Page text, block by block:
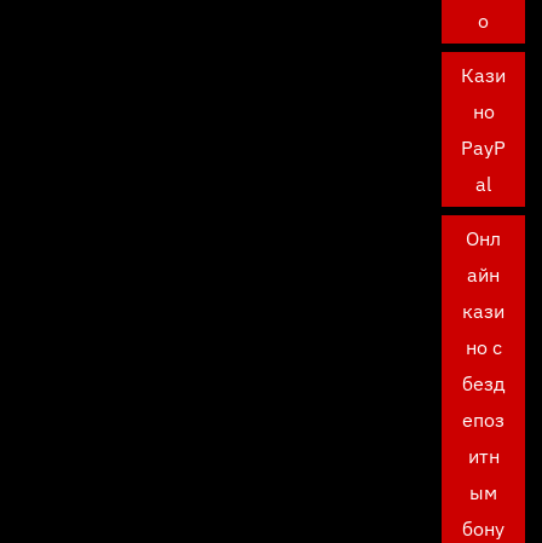
о
Кази
но
PayP
al
Онл
айн
кази
но с
безд
епоз
итн
ым
бону